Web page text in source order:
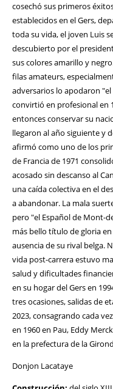
cosechó sus primeros
establecidos en el Gers,
toda su vida, el joven Luis
descubierto por el
sus colores amarillo y
filas amateurs,
adversarios lo apodaron
convirtió en profesional en
entonces conservar su
llegaron al año siguiente y
afirmó como uno de los
de Francia de 1971
acosado sin descanso al
una caída colectiva en el
a abandonar. La mala
pero "el Español de Mont-
más bello título de gloria
ausencia de su rival belga.
vida post-carrera estuvo
salud y dificultades
en su hogar del Gers en
tres ocasiones, salidas de
2023, consagrando cada
en 1960 en Pau, Eddy
en la prefectura de la
Donjon Lacataye